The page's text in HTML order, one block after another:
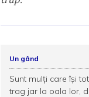
Un gând
Sunt mulți care își tot
trag jar la oala lor,